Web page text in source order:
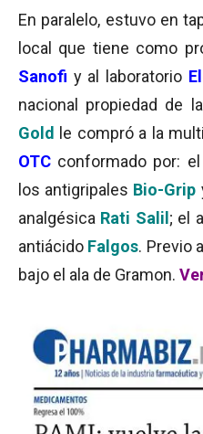
En paralelo, estuvo en
local que tiene como
Sanofi y al laboratorio
nacional propiedad de
Gold
le compró a la
OTC conformado por:
los antigripales Bio-Grip
analgésica Rati Salil ; el
antiácido Falgos. Previo
bajo el ala de Gramon.